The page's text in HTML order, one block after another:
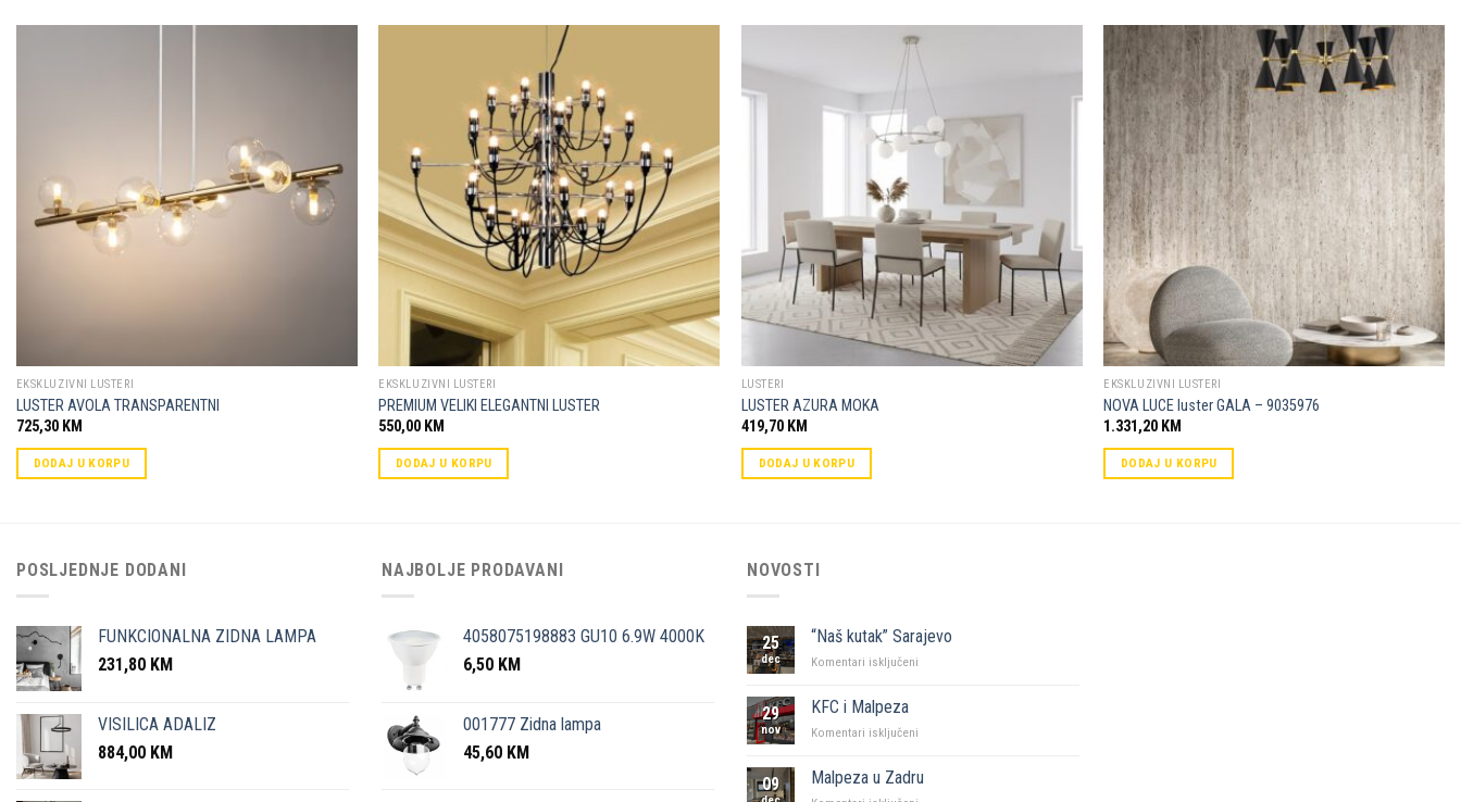
EKSKLUZIVNI LUSTERI
LUSTER AVOLA TRANSPARENTNI
725,30 KM
DODAJ U KORPU
EKSKLUZIVNI LUSTERI
PREMIUM VELIKI ELEGANTNI LUSTER
550,00 KM
DODAJ U KORPU
LUSTERI
LUSTER AZURA MOKA
419,70 KM
DODAJ U KORPU
Dodaj u
omiljene
EKSKLUZIVNI LUSTERI
NOVA LUCE luster GALA – 9035976
1.331,20 KM
DODAJ U KORPU
POSLJEDNJE DODANI
FUNKCIONALNA ZIDNA LAMPA
231,80 KM
VISILICA ADALIZ
884,00 KM
NAJBOLJE PRODAVANI
4058075198883 GU10 6.9W 4000K
6,50 KM
001777 Zidna lampa
45,60 KM
NOVOSTI
25
dec
“Naš kutak” Sarajevo
Komentari isključeni
29
nov
KFC i Malpeza
Komentari isključeni
Malpeza
09 Malpeza u Zadru